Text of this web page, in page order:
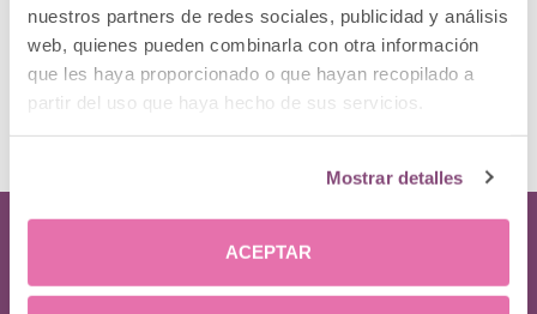
nuestros partners de redes sociales, publicidad y análisis
web, quienes pueden combinarla con otra información
que les haya proporcionado o que hayan recopilado a
partir del uso que haya hecho de sus servicios.
Mostrar detalles
ACEPTAR
Líderes en confianza,
seguridad e innovación